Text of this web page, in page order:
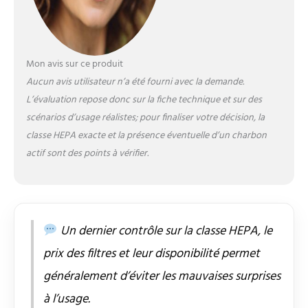
cuisine, le bureau, la
chambre à coucher ou le
réduire le niveau sonore
de ce purificateur d'air à
< 25 dB(A) et éteins sa
lumière, te permettant,
ainsi qu'à ta famille, de
dormir en toute
purificateur d’air
s’intègre dans
différentes pièces de ta
maison et offre une
utilisation simple et
Mon avis sur ce produit
Aucun avis utilisateur n’a été fourni avec la demande.
L’évaluation repose donc sur la fiche technique et sur des
scénarios d’usage réalistes; pour finaliser votre décision, la
classe HEPA exacte et la présence éventuelle d’un charbon
actif sont des points à vérifier.
Un dernier contrôle sur la classe HEPA, le
prix des filtres et leur disponibilité permet
généralement d’éviter les mauvaises surprises
à l’usage.